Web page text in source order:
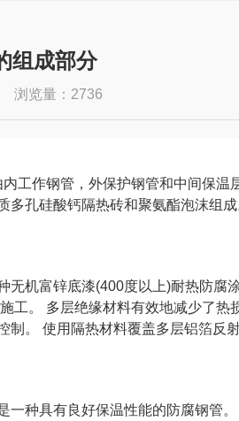
组成部分
浏览量：2736
工作钢管，外保护钢管和中间保温
多孔硅酸钙隔热砖和聚氨酯泡沫组
机富锌底漆(400度以上)耐热防腐
工。 多层绝缘材料有效地减少了
制。 使用隔热材料覆盖多层铝箔反
种具有良好保温性能的防腐钢管。